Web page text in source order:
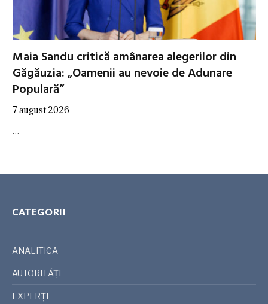
Maia Sandu critică amânarea alegerilor din
Găgăuzia: „Oamenii au nevoie de Adunare
Populară”
7 august 2026
…
CATEGORII
ANALITICA
AUTORITĂȚI
EXPERȚI